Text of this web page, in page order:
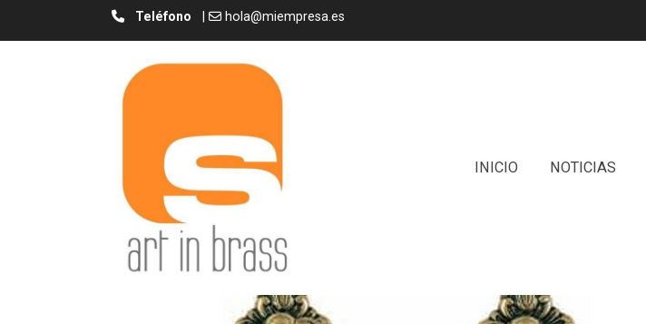
Teléfono hola@miempresa.es
INICIO NOTICIAS
Asa A-1/ Drawer Pull A-1